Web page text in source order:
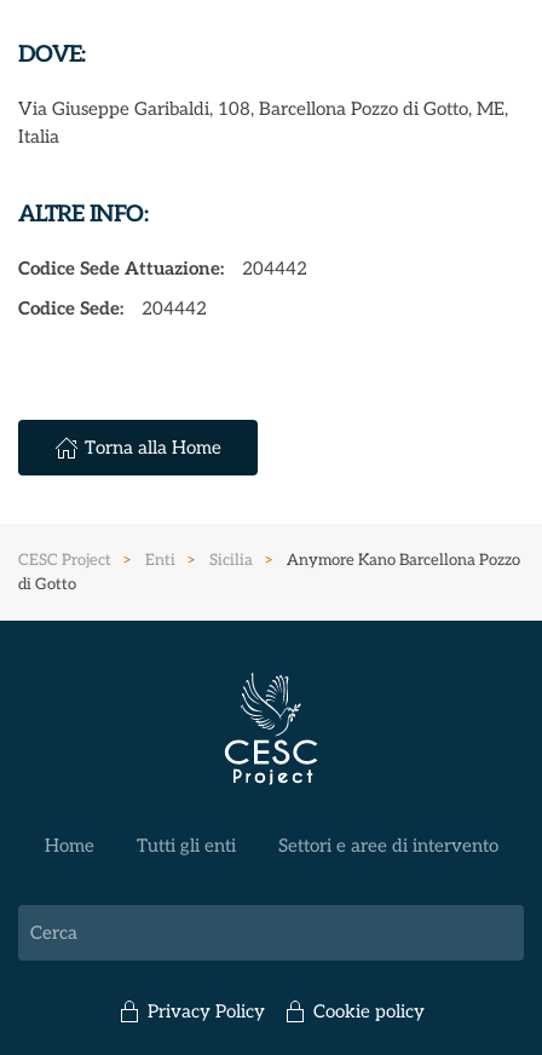
DOVE:
Via Giuseppe Garibaldi, 108, Barcellona Pozzo di Gotto, ME,
Italia
ALTRE INFO:
Codice Sede Attuazione:
204442
Codice Sede:
204442
Torna alla Home
CESC Project Enti Sicilia
Anymore Kano Barcellona Pozzo
di Gotto
Home Tutti gli enti Settori e aree di intervento
Privacy Policy Cookie policy